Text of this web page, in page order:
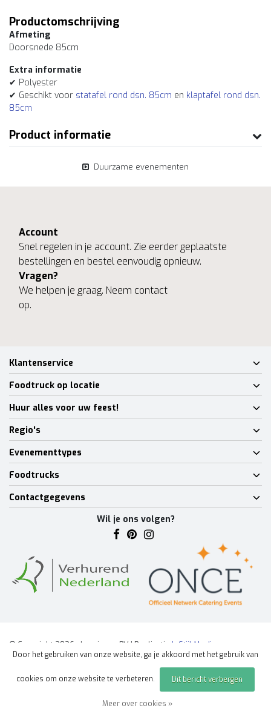
Productomschrijving
Afmeting
Doorsnede 85cm
Extra informatie
✔ Polyester
✔ Geschikt voor statafel rond dsn. 85cm en klaptafel rond dsn.
85cm
Product informatie
Duurzame evenementen
Account
Snel regelen in je account. Zie eerder geplaatste
bestellingen en bestel eenvoudig opnieuw.
Vragen?
We helpen je graag. Neem contact
op.
Klantenservice
Foodtruck op locatie
Huur alles voor uw feest!
Regio's
Evenementtypes
Foodtrucks
Contactgegevens
Wil je ons volgen?
© Copyright 2026 - Lumineux BV | Realisatie
InStijl Media
Algemene voorwaarden|Disclaimer|Privacy Policy|Sitemap |
Door het gebruiken van onze website, ga je akkoord met het gebruik van
cookies om onze website te verbeteren. Dit bericht verbergen
Meer over cookies »